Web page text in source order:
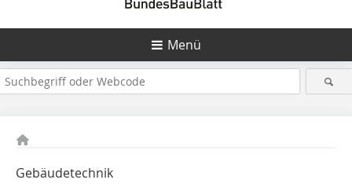
Menü
Gebäudetechnik